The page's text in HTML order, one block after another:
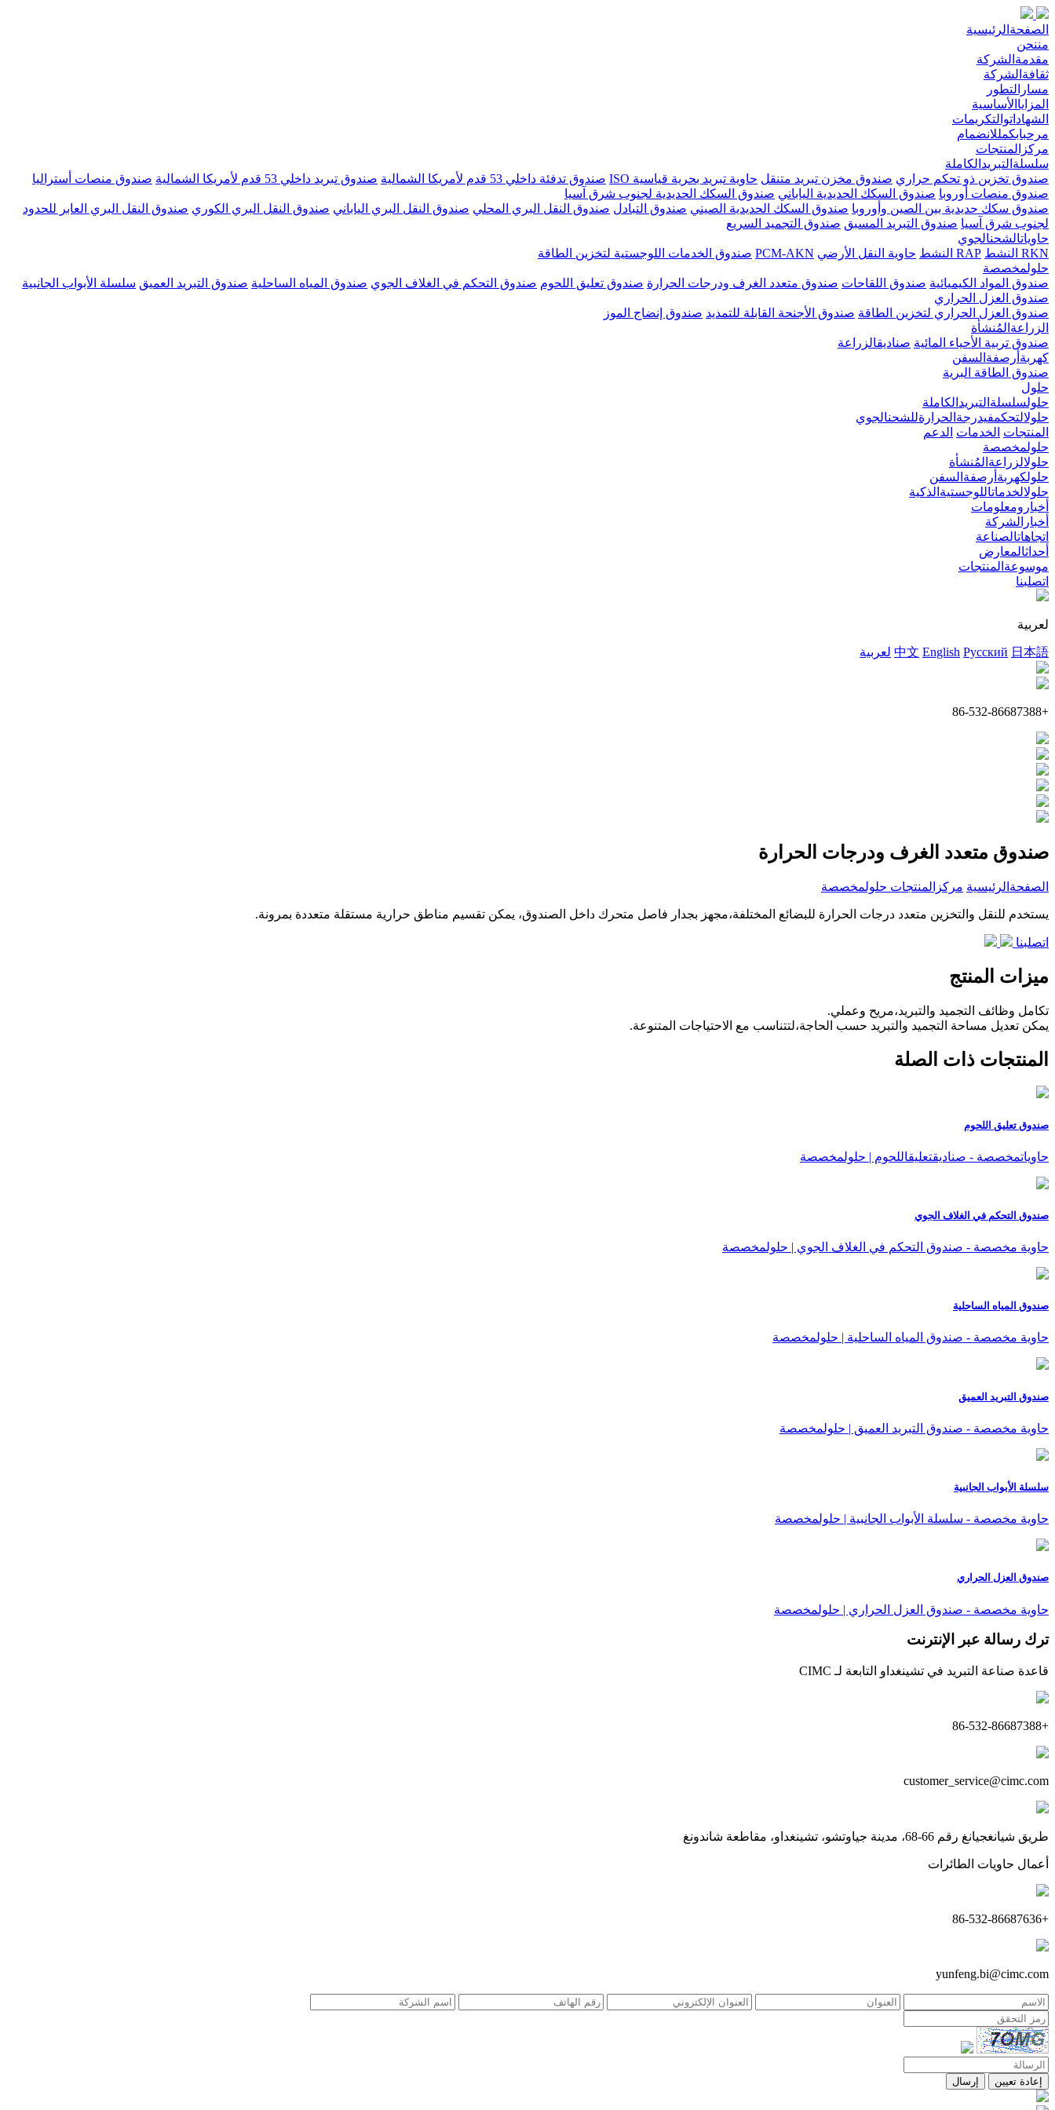
الصفحةالرئيسية
مننحن
مقدمةالشركة
ثقافةالشركة
مسارالتطور
المزاياالأساسية
الشهاداتوالتكريمات
مرحبابكمللانضمام
مركزالمنتجات
سلسلةالتبريدالكاملة
صندوق تخزين ذو تحكم حراري صندوق مخزن تبريد متنقل حاوية تبريد بحرية قياسية ISO صندوق تدفئة داخلي 53 قدم لأمريكا الشمالية صندوق تبريد داخلي 53 قدم لأمريكا الشمالية
صندوق منصات أستراليا
صندوق منصات أوروبا صندوق السكك الحديدية الياباني صندوق السكك الحديدية لجنوب شرق آسيا
صندوق سكك حديدية بين الصين وأوروبا صندوق السكك الحديدية الصيني صندوق التبادل صندوق النقل البري المحلي صندوق النقل البري الياباني صندوق النقل البري الكوري صندوق النقل البري العابر للحدود
لجنوب شرق آسيا صندوق التبريد المسبق صندوق التجميد السريع
حاوياتالشحنالجوي
RKN النشط
RAP النشط حاوية النقل الأرضي PCM-AKN صندوق الخدمات اللوجستية لتخزين الطاقة
حلولمخصصة
صندوق المواد الكيميائية صندوق اللقاحات صندوق متعدد الغرف ودرجات الحرارة صندوق تعليق اللحوم صندوق التحكم في الغلاف الجوي صندوق المياه الساحلية صندوق التبريد العميق سلسلة الأبواب الجانبية
صندوق العزل الحراري
صندوق العزل الحراري لتخزين الطاقة صندوق الأجنحة القابلة للتمديد صندوق إنضاج الموز
الزراعةالمُنشأة
صندوق تربية الأحياء المائية صناديقالزراعة
كهربةأرصفةالسفن
صندوق الطاقة البرية
حلول
حلولسلسلةالتبريدالكاملة
حلولالتحكمفيدرجةالحرارةللشحنالجوي
المنتجات الخدمات الدعم
حلولمخصصة
حلولالزراعةالمُنشأة
حلولكهربةأرصفةالسفن
حلولالخدماتاللوجستيةالذكية
أخبارومعلومات
أخبارالشركة
اتجاهاتالصناعة
أحداثالمعارض
موسوعةالمنتجات
اتصلبنا
لعربية
中文 English Русский 日本語 لعربية
+86-532-86687388
صندوق متعدد الغرف ودرجات الحرارة
الصفحةالرئيسية مركزالمنتجات حلولمخصصة
يستخدم للنقل والتخزين متعدد درجات الحرارة للبضائع المختلفة،مجهز بجدار فاصل متحرك داخل الصندوق، يمكن تقسيم مناطق حرارية مستقلة متعددة بمرونة.
اتصلبنا
ميزات المنتج
تكامل وظائف التجميد والتبريد،مريح وعملي.
يمكن تعديل مساحة التجميد والتبريد حسب الحاجة،لتتناسب مع الاحتياجات المتنوعة.
المنتجات ذات الصلة
صندوق تعليق اللحوم
حاوياتمخصصة - صناديقتعليقاللحوم | حلولمخصصة
صندوق التحكم في الغلاف الجوي
حاوية مخصصة - صندوق التحكم في الغلاف الجوي | حلولمخصصة
صندوق المياه الساحلية
حاوية مخصصة - صندوق المياه الساحلية | حلولمخصصة
صندوق التبريد العميق
حاوية مخصصة - صندوق التبريد العميق | حلولمخصصة
سلسلة الأبواب الجانبية
حاوية مخصصة - سلسلة الأبواب الجانبية | حلولمخصصة
صندوق العزل الحراري
حاوية مخصصة - صندوق العزل الحراري | حلولمخصصة
ترك رسالة عبر الإنترنت
قاعدة صناعة التبريد في تشينغداو التابعة لـ CIMC
+86-532-86687388
customer_service@cimc.com
طريق شيانغجيانغ رقم 66-68، مدينة جياوتشو، تشينغداو، مقاطعة شاندونغ
أعمال حاويات الطائرات
+86-532-86687636
yunfeng.bi@cimc.com
إعادة تعيين إرسال